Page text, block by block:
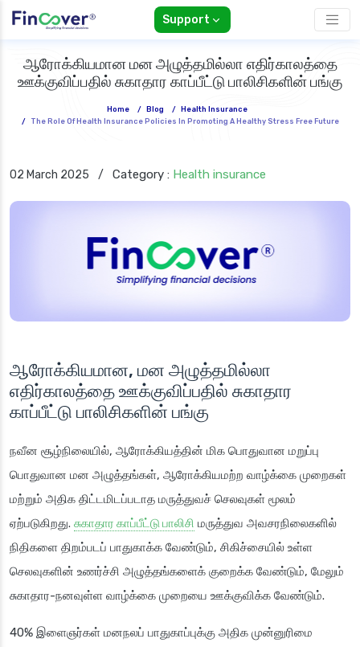
Support
ஆரோக்கியமான மன அழுத்தமில்லா எதிர்காலத்தை
ஊக்குவிப்பதில் சுகாதார காப்பீட்டு பாலிசிகளின் பங்கு
Home / Blog /
Health Insurance
/
The Role Of Health Insurance Policies In Promoting A Healthy Stress Free Future
02 March 2025 / Category : Health insurance
ஆரோக்கியமான, மன அழுத்தமில்லா
எதிர்காலத்தை ஊக்குவிப்பதில் சுகாதார
காப்பீட்டு பாலிசிகளின் பங்கு
நவீன சூழ்நிலையில், ஆரோக்கியத்தின் மிக பொதுவான மறுப்பு
பொதுவான மன அழுத்தங்கள், ஆரோக்கியமற்ற வாழ்க்கை முறைகள்
மற்றும் அதிக திட்டமிடப்படாத மருத்துவச் செலவுகள் மூலம்
ஏற்படுகிறது. சுகாதார காப்பீட்டு பாலிசி மருத்துவ அவசரநிலைகளில்
நிதிகளை திறம்படப் பாதுகாக்க வேண்டும், சிகிச்சையில் உள்ள
செலவுகளின் உணர்ச்சி அழுத்தங்களைக் குறைக்க வேண்டும், மேலும்
சுகாதார-நனவுள்ள வாழ்க்கை முறையை ஊக்குவிக்க வேண்டும்.
40% இளைஞர்கள் மனநலப் பாதுகாப்புக்கு அதிக முன்னுரிமை